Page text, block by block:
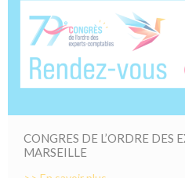
CONGRES DE L’ORDRE DES
MARSEILLE